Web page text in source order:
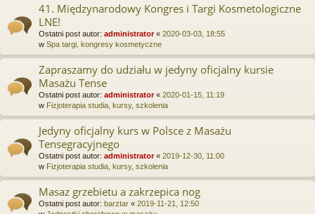
41. Międzynarodowy Kongres i Targi Kosmetologiczne
LNE!
Ostatni post autor: administrator« 2020-03-03, 18:55
w Spa targi, kongresy kosmetyczne
Zapraszamy do udziału w jedyny oficjalny kursie
Masażu Tense
Ostatni post autor: administrator« 2020-01-15, 11:19
w Fizjoterapia studia, kursy, szkolenia
Jedyny oficjalny kurs w Polsce z Masażu
Tensegracyjnego
Ostatni post autor: administrator« 2019-12-30, 11:00
w Fizjoterapia studia, kursy, szkolenia
Masaz grzebietu a zakrzepica nog
Ostatni post autor: barztar « 2019-11-21, 12:50